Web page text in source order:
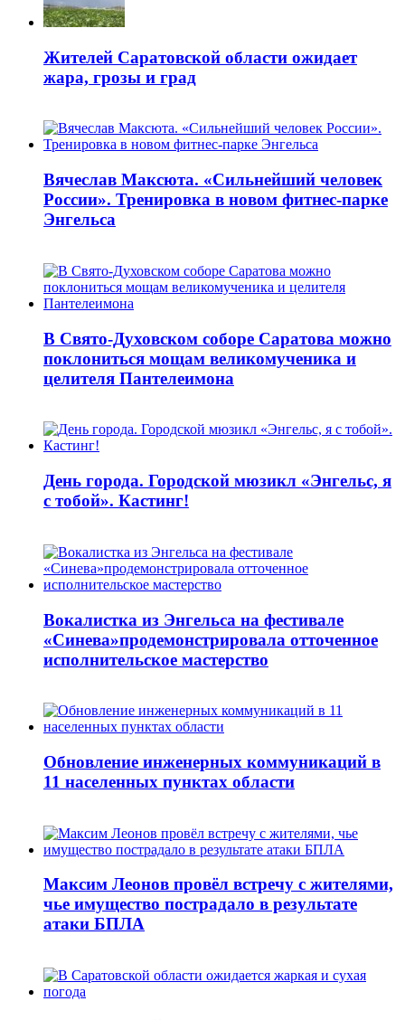
Жителей Саратовской области ожидает
жара, грозы и град
Вячеслав Максюта. «Сильнейший человек
России». Тренировка в новом фитнес-парке
Энгельса
В Свято-Духовском соборе Саратова можно
поклониться мощам великомученика и
целителя Пантелеимона
День города. Городской мюзикл «Энгельс, я
с тобой». Кастинг!
Вокалистка из Энгельса на фестивале
«Синева»продемонстрировала отточенное
исполнительское мастерство
Обновление инженерных коммуникаций в
11 населенных пунктах области
Максим Леонов провёл встречу с жителями,
чье имущество пострадало в результате
атаки БПЛА